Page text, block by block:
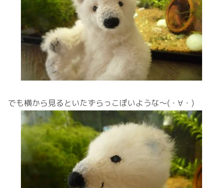
でも横から見るといたずらっこぽいような～(・∀・)